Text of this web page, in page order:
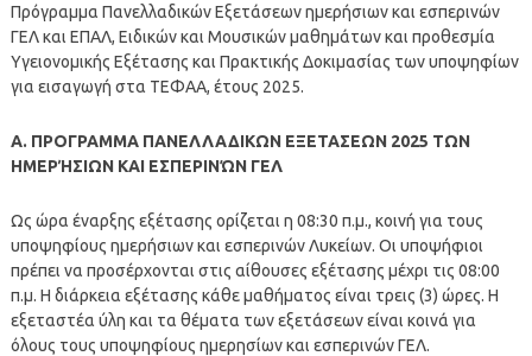
Πρόγραμμα Πανελλαδικών Εξετάσεων ημερήσιων και εσπερινών
ΓΕΛ και ΕΠΑΛ, Ειδικών και Μουσικών μαθημάτων και προθεσμία
Υγειονομικής Εξέτασης και Πρακτικής Δοκιμασίας των υποψηφίων
για εισαγωγή στα ΤΕΦΑΑ, έτους 2025.
Α. ΠΡΟΓΡΑΜΜΑ ΠΑΝΕΛΛΑΔΙΚΩΝ ΕΞΕΤΑΣΕΩΝ 2025 ΤΩΝ
ΗΜΕΡΉΣΙΩΝ ΚΑΙ ΕΣΠΕΡΙΝΏΝ ΓΕΛ
Ως ώρα έναρξης εξέτασης ορίζεται η 08:30 π.μ., κοινή για τους
υποψηφίους ημερήσιων και εσπερινών Λυκείων. Οι υποψήφιοι
πρέπει να προσέρχονται στις αίθουσες εξέτασης μέχρι τις 08:00
π.μ. Η διάρκεια εξέτασης κάθε μαθήματος είναι τρεις (3) ώρες. Η
εξεταστέα ύλη και τα θέματα των εξετάσεων είναι κοινά για
όλους τους υποψηφίους ημερησίων και εσπερινών ΓΕΛ.